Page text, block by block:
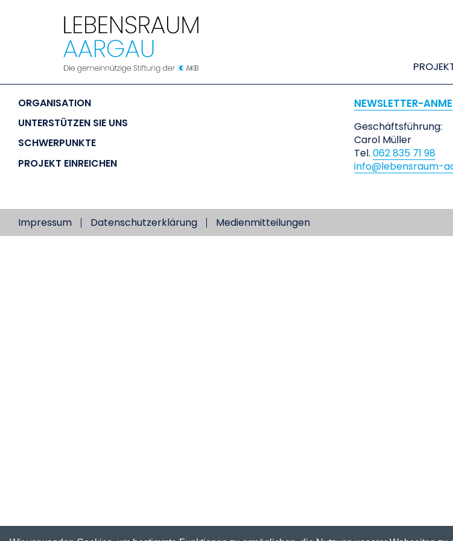
LEBENSRAUM
AARGAU
ORGANISATION
UNTERSTÜTZEN SIE UNS
SCHWERPUNKTE
PROJEKT EINREICHEN
NEWSLETTER-
Geschäftsführung:
Carol Müller
Tel. 062 835 71 98
info@lebensraum-
Impressum Datenschutzerklärung Medienmitteilungen